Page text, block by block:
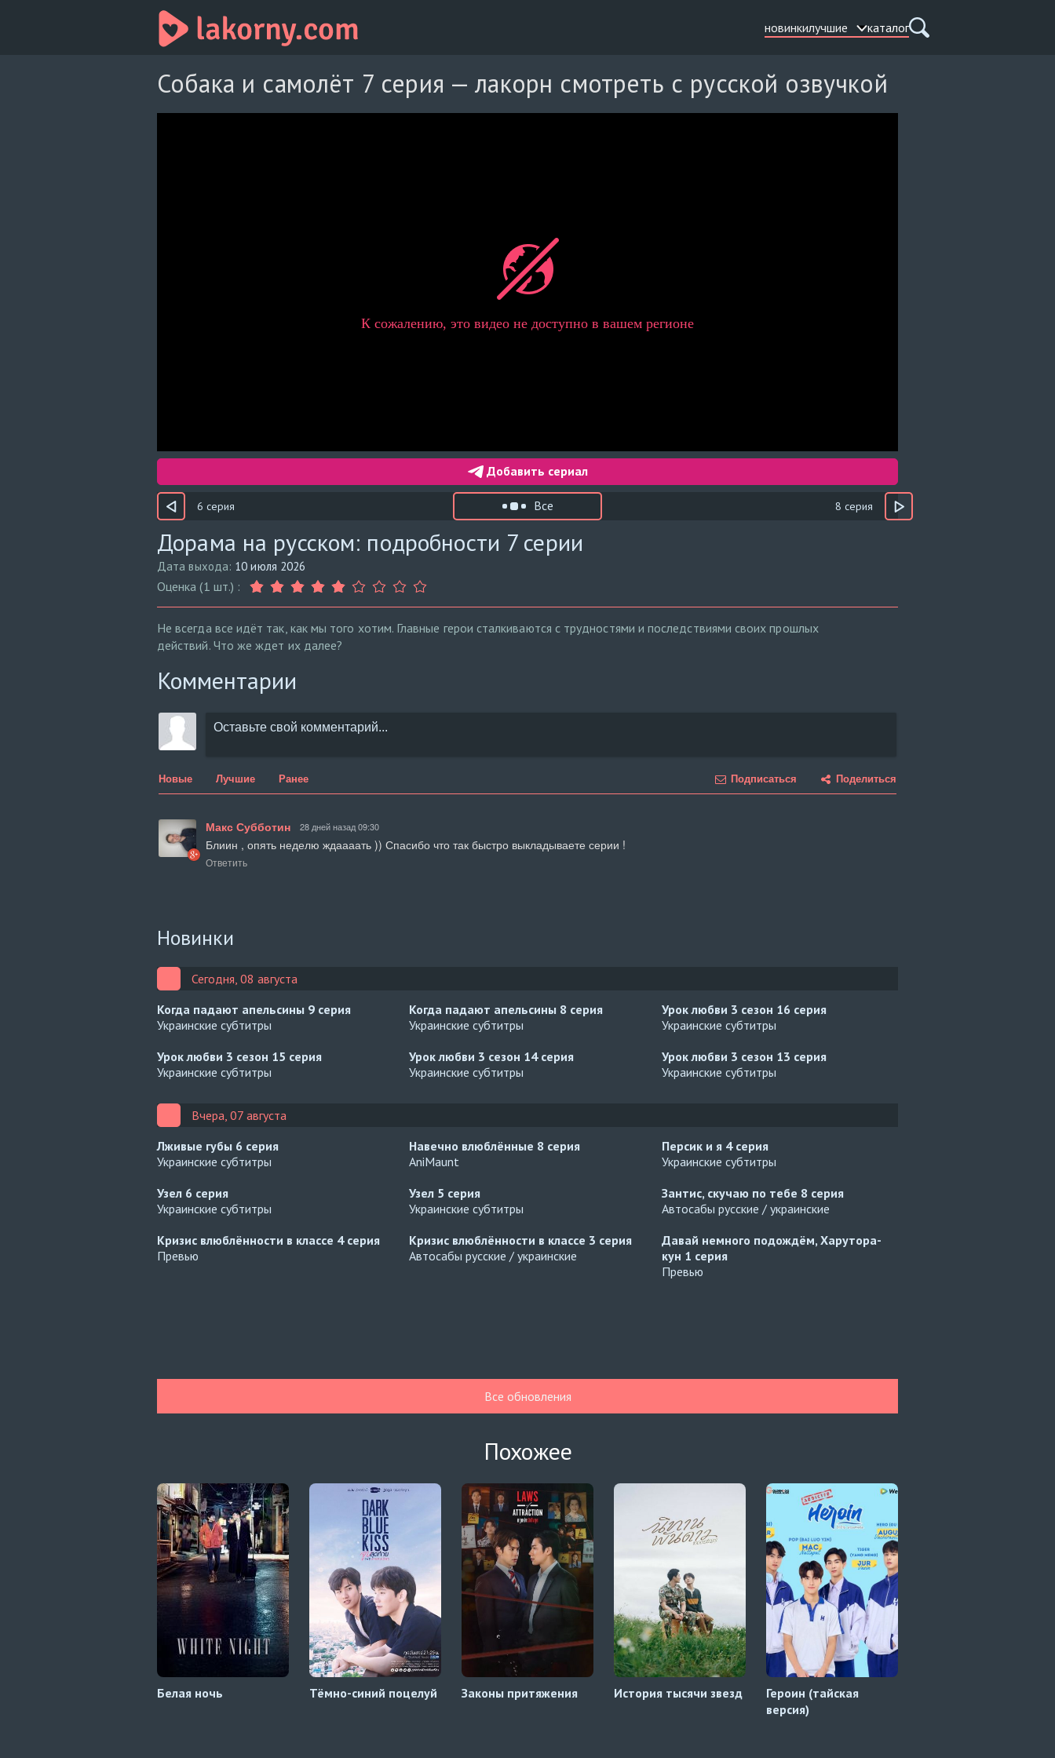
новинкилучшие каталог
Собака и самолёт 7 серия — лакорн смотреть с русской озвучкой
Добавить сериал
6 серия Все 8 серия
Дорама на русском: подробности 7 серии
Дата выхода: 10 июля 2026
Оценка (1 шт.) :
Не всегда все идёт так, как мы того хотим. Главные герои сталкиваются с трудностями и последствиями своих прошлых
действий. Что же ждет их далее?
Комментарии
Новые Лучшие Ранее Подписаться Поделиться
Макс Субботин 28 дней назад 09:30
Блиин , опять неделю ждаааать )) Спасибо что так быстро выкладываете серии !
Ответить
Новинки
Сегодня, 08 августа
Когда падают апельсины 9 серия
Украинские субтитры
Когда падают апельсины 8 серия
Украинские субтитры
Урок любви 3 сезон 16 серия
Украинские субтитры
Урок любви 3 сезон 15 серия
Украинские субтитры
Урок любви 3 сезон 14 серия
Украинские субтитры
Урок любви 3 сезон 13 серия
Украинские субтитры
Вчера, 07 августа
Лживые губы 6 серия
Украинские субтитры
Навечно влюблённые 8 серия
AniMaunt
Персик и я 4 серия
Украинские субтитры
Узел 6 серия
Украинские субтитры
Узел 5 серия
Украинские субтитры
Зантис, скучаю по тебе 8 серия
Автосабы русские / украинские
Кризис влюблённости в классе 4 серия
Превью
Кризис влюблённости в классе 3 серия
Автосабы русские / украинские
Давай немного подождём, Харутора-
кун 1 серия
Превью
Все обновления
Похожее
Белая ночь Тёмно-синий поцелуй Законы притяжения История тысячи звезд
Героин (тайская
версия)